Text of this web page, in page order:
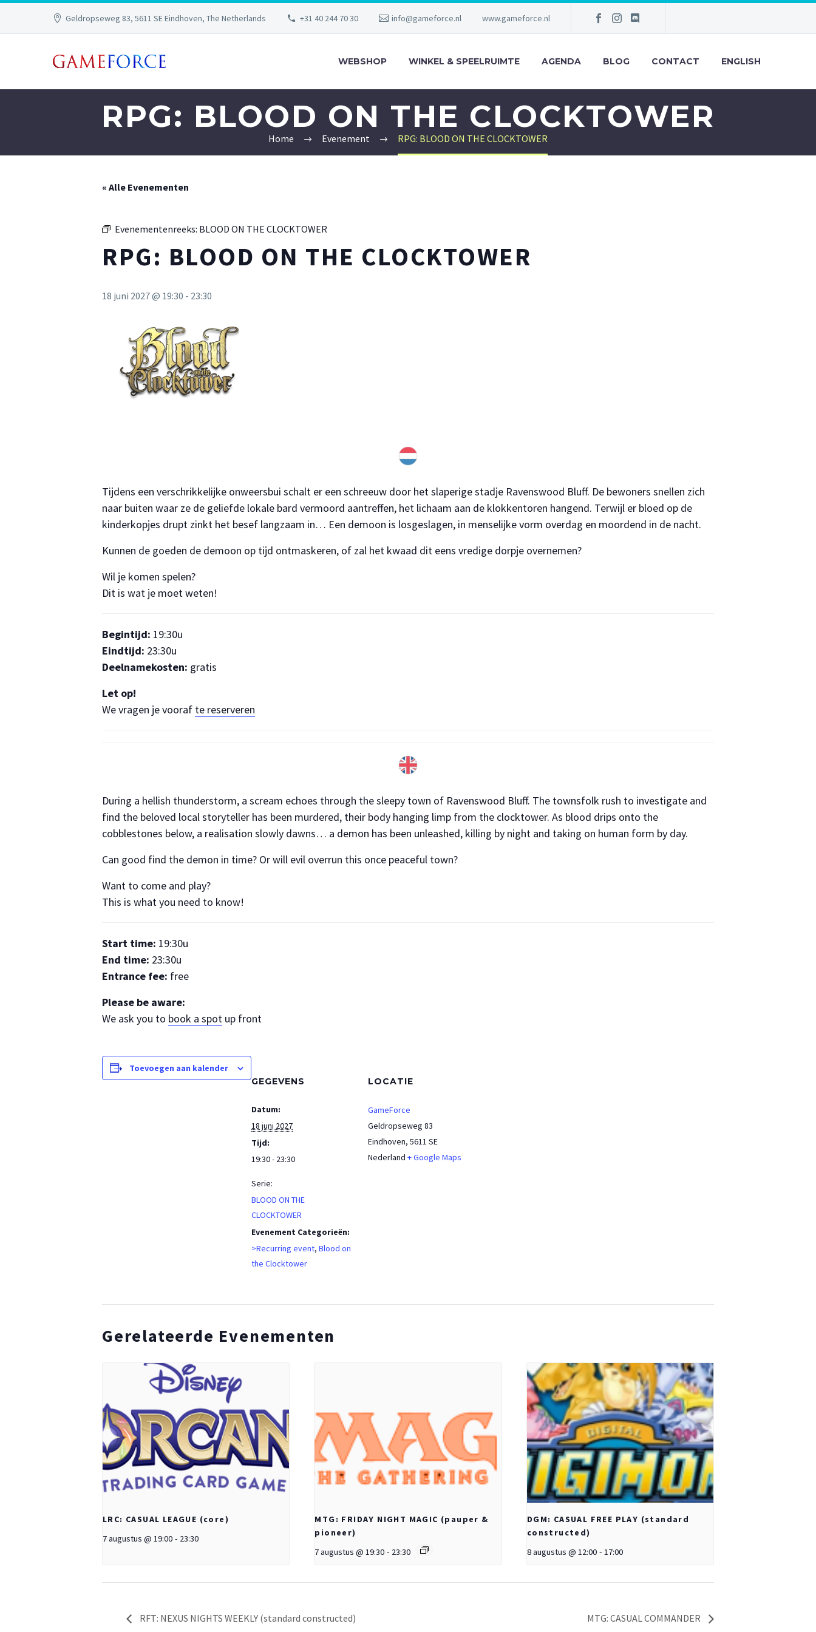
Geldropseweg 83, 5611 SE Eindhoven, The Netherlands +31 40 244 70 30 info@gameforce.nl www.gameforce.nl
WEBSHOP WINKEL & SPEELRUIMTE AGENDA BLOG CONTACT ENGLISH
RPG: BLOOD ON THE CLOCKTOWER
Home Evenement RPG: BLOOD ON THE CLOCKTOWER
« Alle Evenementen
Evenementenreeks: BLOOD ON THE CLOCKTOWER
RPG: BLOOD ON THE CLOCKTOWER
18 juni 2027 @ 19:30 - 23:30
Tijdens een verschrikkelijke onweersbui schalt er een schreeuw door het slaperige stadje Ravenswood Bluff. De bewoners snellen zich
naar buiten waar ze de geliefde lokale bard vermoord aantreffen, het lichaam aan de klokkentoren hangend. Terwijl er bloed op de
kinderkopjes drupt zinkt het besef langzaam in… Een demoon is losgeslagen, in menselijke vorm overdag en moordend in de nacht.
Kunnen de goeden de demoon op tijd ontmaskeren, of zal het kwaad dit eens vredige dorpje overnemen?
Wil je komen spelen?
Dit is wat je moet weten!
Begintijd: 19:30u
Eindtijd: 23:30u
Deelnamekosten: gratis
Let op!
We vragen je vooraf te reserveren
During a hellish thunderstorm, a scream echoes through the sleepy town of Ravenswood Bluff. The townsfolk rush to investigate and
find the beloved local storyteller has been murdered, their body hanging limp from the clocktower. As blood drips onto the
cobblestones below, a realisation slowly dawns… a demon has been unleashed, killing by night and taking on human form by day.
Can good find the demon in time? Or will evil overrun this once peaceful town?
Want to come and play?
This is what you need to know!
Start time: 19:30u
End time: 23:30u
Entrance fee: free
Please be aware:
We ask you to book a spot up front
Toevoegen aan kalender
GEGEVENS
Datum:
18 juni 2027
Tijd:
19:30 - 23:30
Serie:
BLOOD ON THE
CLOCKTOWER
Evenement Categorieën:
>Recurring event, Blood on
the Clocktower
LOCATIE
GameForce
Geldropseweg 83
Eindhoven, 5611 SE
Nederland + Google Maps
Gerelateerde Evenementen
LRC: CASUAL LEAGUE (core)
7 augustus @ 19:00 - 23:30
MTG: FRIDAY NIGHT MAGIC (pauper &
pioneer)
7 augustus @ 19:30 - 23:30
DGM: CASUAL FREE PLAY (standard
constructed)
8 augustus @ 12:00 - 17:00
RFT: NEXUS NIGHTS WEEKLY (standard constructed) MTG: CASUAL COMMANDER